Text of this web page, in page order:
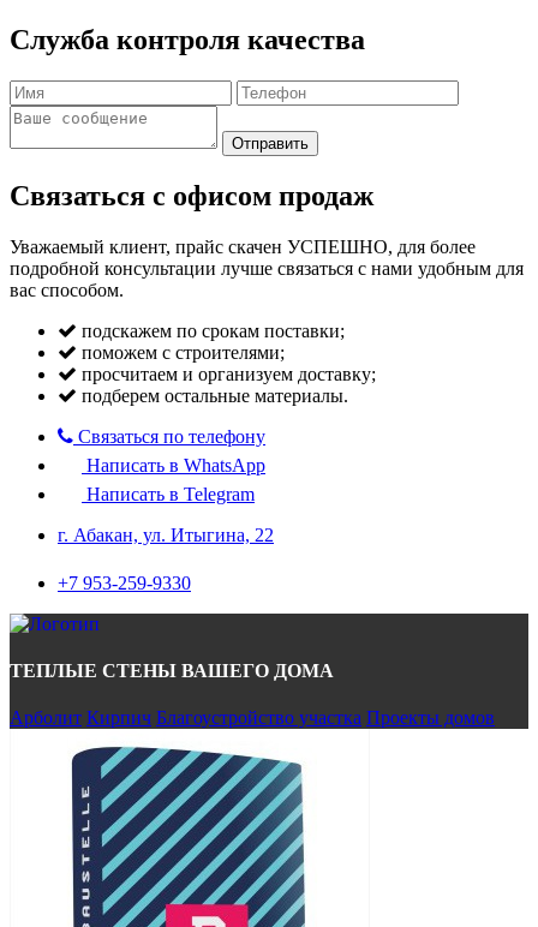
Служба контроля качества
Отправить
Связаться с офисом продаж
Уважаемый клиент, прайс скачен УСПЕШНО, для более
подробной консультации лучше связаться с нами удобным для
вас способом.
подскажем по срокам поставки;
поможем с строителями;
просчитаем и организуем доставку;
подберем остальные материалы.
Связаться по телефону
Написать в WhatsApp
Написать в Telegram
г. Абакан, ул. Итыгина, 22
+7 953-259-9330
ТЕПЛЫЕ СТЕНЫ ВАШЕГО ДОМА
Арболит Кирпич Благоустройство участка Проекты домов